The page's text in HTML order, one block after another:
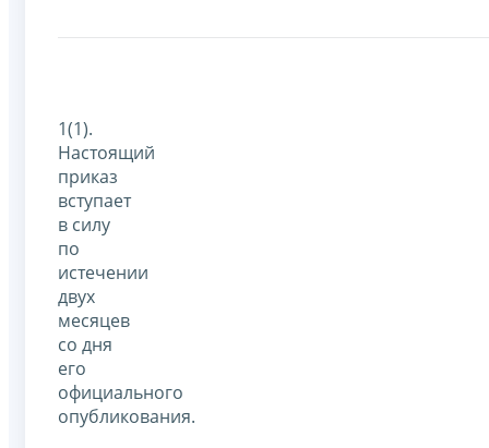
1(1).
Настоящий
приказ
вступает
в силу
по
истечении
двух
месяцев
со дня
его
официального
опубликования.